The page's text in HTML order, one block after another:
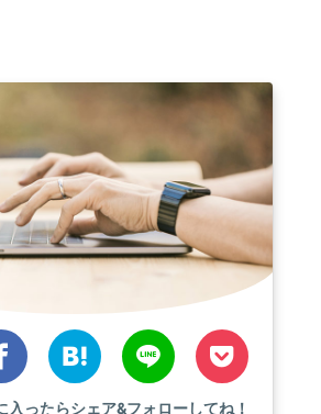
入ったらシェア&フォローしてね！